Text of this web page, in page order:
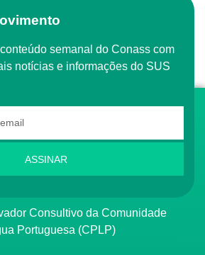
notícias e informações do SUS
ASSINAR
Portuguesa (CPLP)